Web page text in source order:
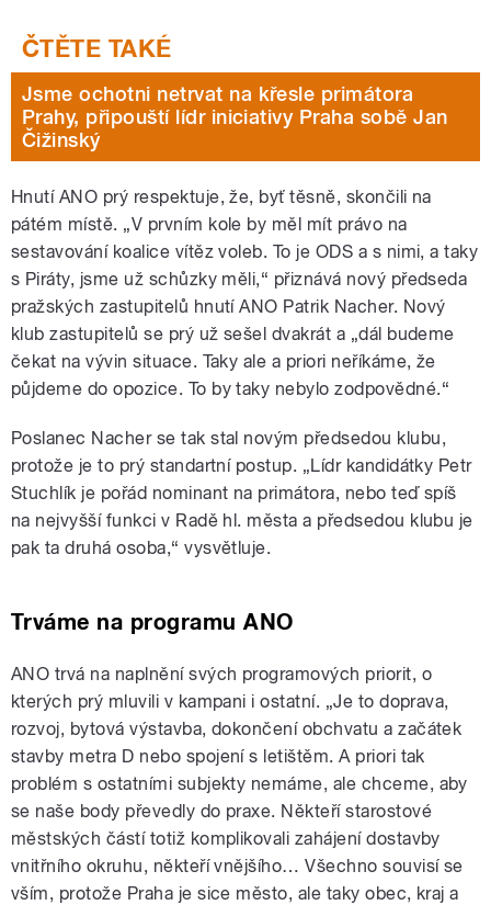
Jsme ochotni netrvat na křesle primátora
Prahy, připouští lídr iniciativy Praha sobě Jan
Čižinský
Hnutí ANO prý respektuje, že, byť těsně, skončili na
pátém místě. „V prvním kole by měl mít právo na
sestavování koalice vítěz voleb. To je ODS a s nimi, a taky
s Piráty, jsme už schůzky měli,“ přiznává nový předseda
pražských zastupitelů hnutí ANO Patrik Nacher. Nový
klub zastupitelů se prý už sešel dvakrát a „dál budeme
čekat na vývin situace. Taky ale a priori neříkáme, že
půjdeme do opozice. To by taky nebylo zodpovědné.“
Poslanec Nacher se tak stal novým předsedou klubu,
protože je to prý standartní postup. „Lídr kandidátky Petr
Stuchlík je pořád nominant na primátora, nebo teď spíš
na nejvyšší funkci v Radě hl. města a předsedou klubu je
pak ta druhá osoba,“ vysvětluje.
Trváme na programu ANO
ANO trvá na naplnění svých programových priorit, o
kterých prý mluvili v kampani i ostatní. „Je to doprava,
rozvoj, bytová výstavba, dokončení obchvatu a začátek
stavby metra D nebo spojení s letištěm. A priori tak
problém s ostatními subjekty nemáme, ale chceme, aby
se naše body převedly do praxe. Někteří starostové
městských částí totiž komplikovali zahájení dostavby
vnitřního okruhu, někteří vnějšího… Všechno souvisí se
vším, protože Praha je sice město, ale taky obec, kraj a